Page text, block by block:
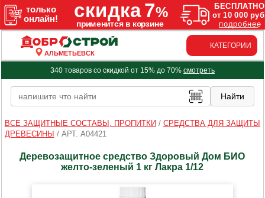
АЛЬМЕТЬЕВСК
КАТЕГОРИИ
340 товаров со скидкой от 15% до 70% смотреть
ВСЕ ЗАЩИТНЫЕ СОСТАВЫ, ПРОПИТКИ / СРЕДСТВА ДЛЯ ЗАЩИТЫ
ДРЕВЕСИНЫ / АРТ. A04421
Деревозащитное средство Здоровый Дом БИО
желто-зеленый 1 кг Лакра 1/12